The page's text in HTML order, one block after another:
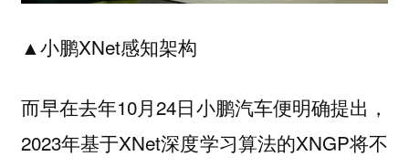
▲小鹏XNet感知架构
而早在去年10月24日小鹏汽车便明确提出，
2023年基于XNet深度学习算法的XNGP将不